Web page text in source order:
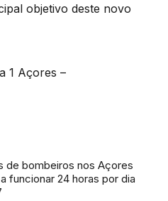
objetivo deste novo
1 Açores –
de bombeiros nos Açores
funcionar 24 horas por dia